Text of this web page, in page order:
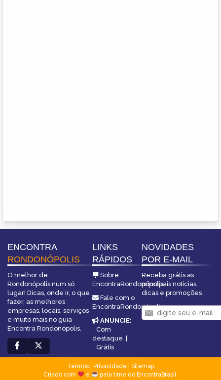
ENCONTRA
RONDONÓPOLIS
O melhor de
Rondonópolis num só
lugar! Dicas, onde ir, o que
fazer, as melhores
empresas, locais, serviços
e muito mais no guia
Encontra Rondonópolis.
LINKS
RÁPIDOS
Sobre
EncontraRondonópolis
Fale com o
EncontraRondonópolis
ANUNCIE:
Com
destaque |
Grátis
NOVIDADES
POR E-MAIL
Receba grátis as
principais notícias,
dicas e promoções
Termos| Privacidade
Sitemap
Criado com
e pelo time do EncontraBrasil